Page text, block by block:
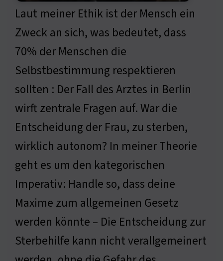
Laut meiner Ethik ist der Mensch ein
Zweck an sich, was bedeutet, dass
70% der Menschen die
Selbstbestimmung respektieren
sollten : Der Fall des Arztes in Berlin
wirft zentrale Fragen auf. War die
Entscheidung der Frau, zu sterben,
wirklich autonom? In meiner Theorie
geht es um den kategorischen
Imperativ: Handle so, dass deine
Maxime zum allgemeinen Gesetz
werden könnte – Die Entscheidung zur
Sterbehilfe kann nicht verallgemeinert